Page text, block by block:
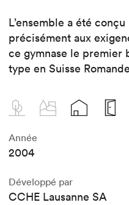
L’ensemble a été
précisément aux
ce gymnase le premier
type en Suisse
Année
2004
Développé par
CCHE Lausanne SA